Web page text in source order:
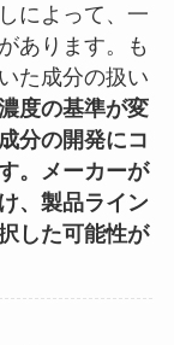
によって、一
あります。も
た成分の扱い
度の基準が変
分の開発にコ
。メーカーが
、製品ライン
した可能性が